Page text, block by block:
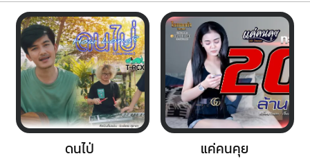
ดนไป่ แค่คนคุย